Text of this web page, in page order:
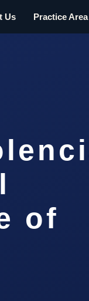
Us Practice Area
of